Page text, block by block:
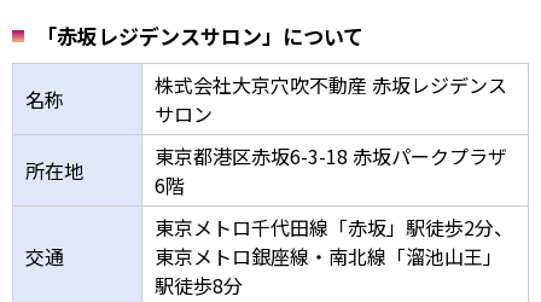
「赤坂レジデンスサロン」について
名称
株式会社大京穴吹不動産 赤坂レジデンス
サロン
所在地
東京都港区赤坂6-3-18 赤坂パークプラザ
6階
交通
東京メトロ千代田線「赤坂」駅徒歩2分、
東京メトロ銀座線・南北線「溜池山王」
駅徒歩8分